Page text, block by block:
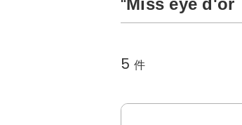
“Miss eye d'or
5 件